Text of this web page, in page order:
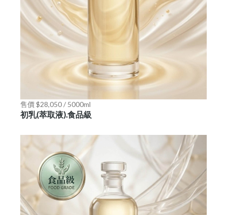
售價 $28,050 / 5000ml
初乳(萃取液).食品級